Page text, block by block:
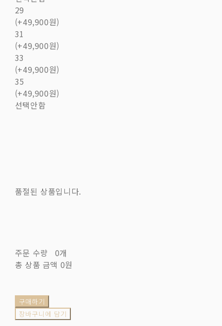
29
(+49,900원)
31
(+49,900원)
33
(+49,900원)
35
(+49,900원)
선택안함
품절된 상품입니다.
주문 수량
0개
총 상품 금액 0원
구매하기
장바구니에 담기